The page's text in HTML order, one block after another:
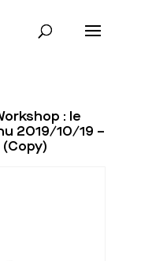
: le
2019/10/19 –